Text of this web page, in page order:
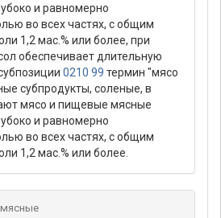
и равномерно
во всех частях, с общим
1,2 мас.% или более, при
обеспечивает длительную
0210 99 термин "мясо
субпродукты, соленые, в
мясо и пищевые мясные
и равномерно
во всех частях, с общим
1,2 мас.% или более.